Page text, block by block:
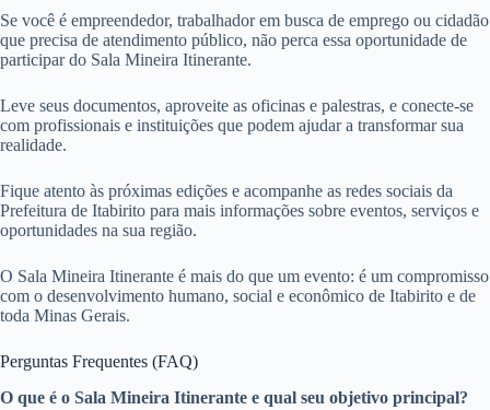
Se você é empreendedor, trabalhador em busca de emprego ou cidadão
que precisa de atendimento público, não perca essa oportunidade de
participar do Sala Mineira Itinerante.
Leve seus documentos, aproveite as oficinas e palestras, e conecte-se
com profissionais e instituições que podem ajudar a transformar sua
realidade.
Fique atento às próximas edições e acompanhe as redes sociais da
Prefeitura de Itabirito para mais informações sobre eventos, serviços e
oportunidades na sua região.
O Sala Mineira Itinerante é mais do que um evento: é um compromisso
com o desenvolvimento humano, social e econômico de Itabirito e de
toda Minas Gerais.
Perguntas Frequentes (FAQ)
O que é o Sala Mineira Itinerante e qual seu objetivo principal?